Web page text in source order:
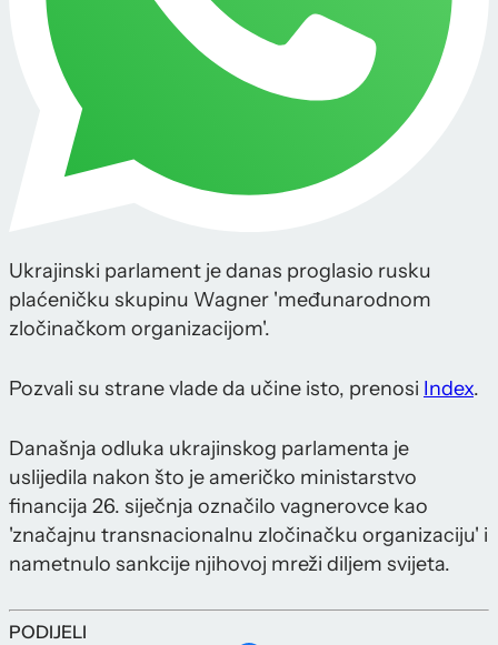
Ukrajinski parlament je danas proglasio rusku
plaćeničku skupinu Wagner 'međunarodnom
zločinačkom organizacijom'.
Pozvali su strane vlade da učine isto, prenosi Index.
Današnja odluka ukrajinskog parlamenta je
uslijedila nakon što je američko ministarstvo
financija 26. siječnja označilo vagnerovce kao
'značajnu transnacionalnu zločinačku organizaciju' i
nametnulo sankcije njihovoj mreži diljem svijeta.
PODIJELI